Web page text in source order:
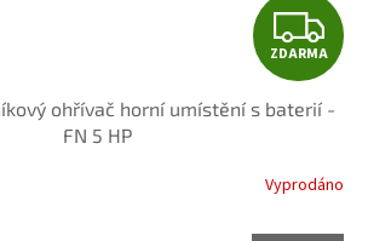
Z
D
A
R
M
ZDARMA
ohřívač horní umístění s baterií -
FN 5 HP
Vyprodáno